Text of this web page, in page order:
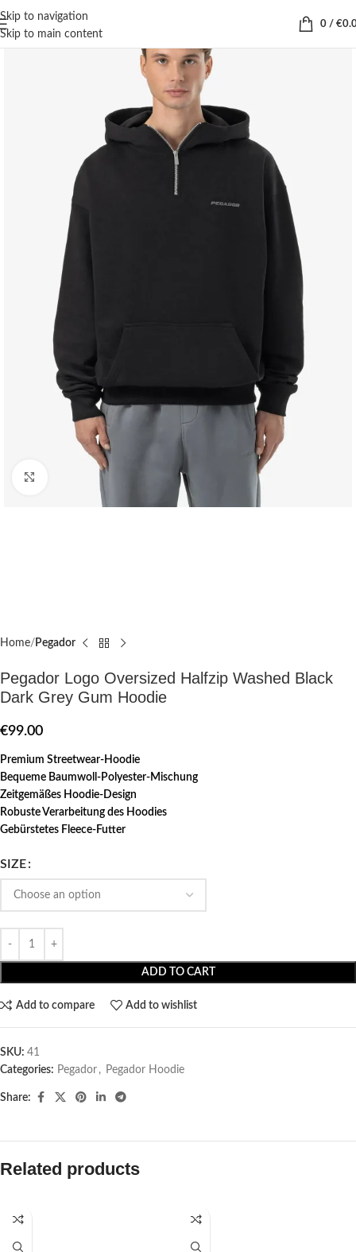
Skip to navigation
Skip to main content
0 / €
Click to enlarge
Home Pegador​
Pegador Logo Oversized Halfzip Washed Black
Dark Grey Gum Hoodie
€99.00
Premium Streetwear-Hoodie
Bequeme Baumwoll-Polyester-Mischung
Zeitgemäßes Hoodie-Design
Robuste Verarbeitung des Hoodies
Gebürstetes Fleece-Futter
SIZE
ADD TO CART
Add to compare Add to wishlist
SKU: 41
Categories: Pegador​ , Pegador Hoodie
Share:
Related products